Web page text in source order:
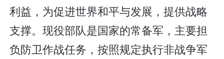
利益，为促进世界和平与发展，提供战略
支撑。现役部队是国家的常备军，主要担
负防卫作战任务，按照规定执行非战争军